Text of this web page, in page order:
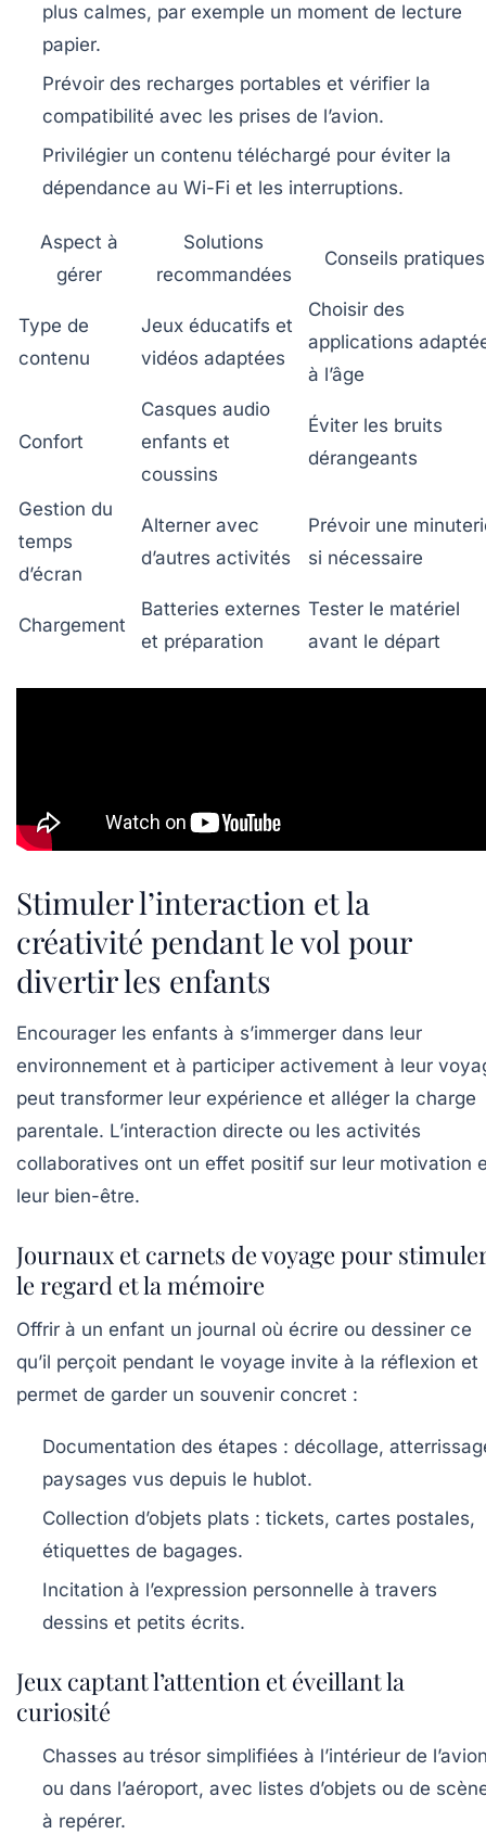
plus calmes, par exemple un moment de lecture
papier.
Prévoir des recharges portables et vérifier la
compatibilité avec les prises de l’avion.
Privilégier un contenu téléchargé pour éviter la
dépendance au Wi-Fi et les interruptions.
Aspect à
gérer
Solutions
recommandées
Conseils pratiques
Type de
contenu
Jeux éducatifs et
vidéos adaptées
Choisir des
applications
à l’âge
Confort
Casques audio
enfants et
coussins
Éviter les bruits
dérangeants
Gestion du
temps
d’écran
Alterner avec
d’autres activités
Prévoir une
si nécessaire
Chargement
Batteries externes
et préparation
Tester le matériel
avant le départ
Stimuler l’interaction et la
créativité pendant le vol pour
divertir les enfants
Encourager les enfants à s’immerger dans leur
environnement et à participer activement à leur
peut transformer leur expérience et alléger la charge
parentale. L’interaction directe ou les activités
collaboratives ont un effet positif sur leur motivation
leur bien-être.
Journaux et carnets de voyage pour
le regard et la mémoire
Offrir à un enfant un journal où écrire ou dessiner ce
qu’il perçoit pendant le voyage invite à la réflexion et
permet de garder un souvenir concret :
Documentation des étapes : décollage,
paysages vus depuis le hublot.
Collection d’objets plats : tickets, cartes postales,
étiquettes de bagages.
Incitation à l’expression personnelle à travers
dessins et petits écrits.
Jeux captant l’attention et éveillant la
curiosité
Chasses au trésor simplifiées à l’intérieur de
ou dans l’aéroport, avec listes d’objets ou de
à repérer.